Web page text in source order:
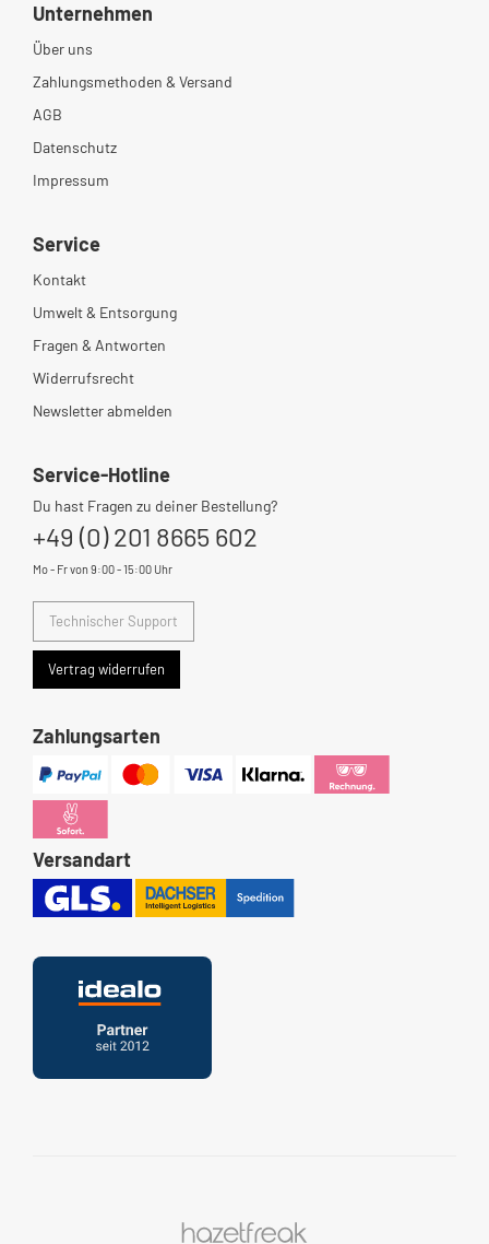
Unternehmen
Über uns
Zahlungsmethoden & Versand
AGB
Datenschutz
Impressum
Service
Kontakt
Umwelt & Entsorgung
Fragen & Antworten
Widerrufsrecht
Newsletter abmelden
Service-Hotline
Du hast Fragen zu deiner Bestellung?
+49 (0) 201 8665 602
Mo - Fr von 9:00 - 15:00 Uhr
Technischer Support
Vertrag widerrufen
Zahlungsarten
Versandart